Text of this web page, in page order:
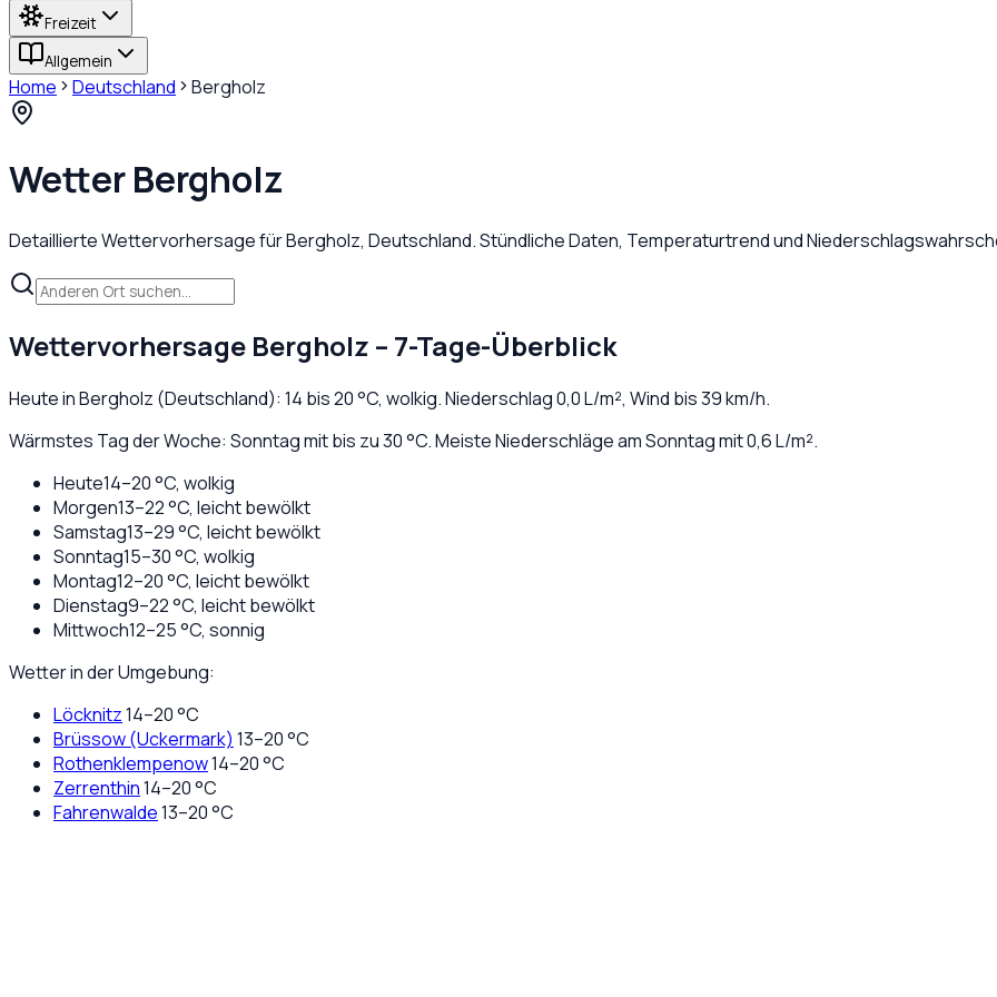
Freizeit
Allgemein
Home Deutschland Bergholz
WetterBergholz
Detaillierte Wettervorhersage fürBergholz, Deutschland. Stündliche Daten, Temperaturtrend und
Wettervorhersage Bergholz – 7-Tage-Überblick
Heute inBergholz (Deutschland): 14 bis20°C, wolkig. Niederschlag0,0L/m², Wind bis39km/h.
Wärmstes Tag der Woche: Sonntag mit bis zu 30 °C. Meiste Niederschläge am Sonntag mit 0,6 L/m².
Heute14–20°C, wolkig
Morgen13–22°C, leicht bewölkt
Samstag13–29°C, leicht bewölkt
Sonntag15–30°C, wolkig
Montag12–20°C, leicht bewölkt
Dienstag9–22°C, leicht bewölkt
Mittwoch12–25°C, sonnig
Wetter in der Umgebung:
Löcknitz14–20°C
Brüssow (Uckermark) 13–20°C
Rothenklempenow14–20°C
Zerrenthin14–20°C
Fahrenwalde13–20°C